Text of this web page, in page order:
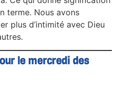
terme. Nous avons
plus d’intimité avec Dieu
le mercredi des